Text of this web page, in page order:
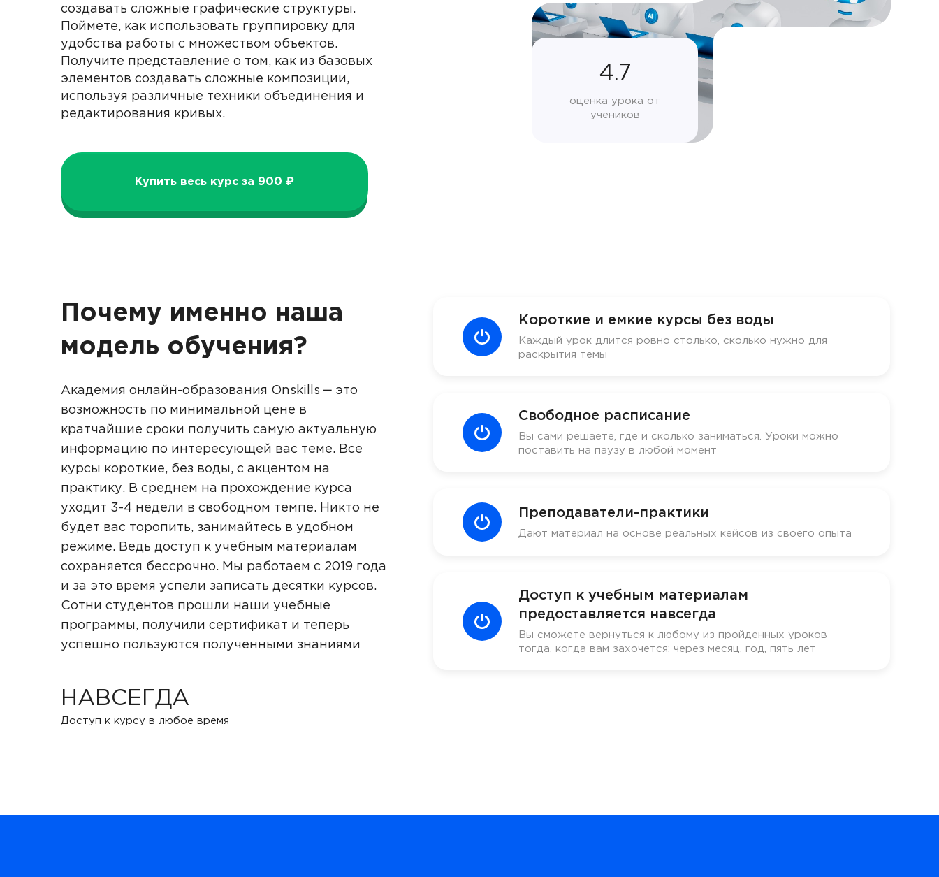
создавать сложные графические структуры.
Поймете, как использовать группировку для
удобства работы с множеством объектов.
Получите представление о том, как из базовых
элементов создавать сложные композиции,
используя различные техники объединения и
редактирования кривых.
Купить весь курс за 900 ₽
4.7
оценка урока от
учеников
Почему именно наша
модель обучения?
Академия онлайн-образования Onskills ‒ это
возможность по минимальной цене в
кратчайшие сроки получить самую актуальную
информацию по интересующей вас теме. Все
курсы короткие, без воды, с акцентом на
практику. В среднем на прохождение курса
уходит 3-4 недели в свободном темпе. Никто не
будет вас торопить, занимайтесь в удобном
режиме. Ведь доступ к учебным материалам
сохраняется бессрочно. Мы работаем с 2019 года
и за это время успели записать десятки курсов.
Сотни студентов прошли наши учебные
программы, получили сертификат и теперь
успешно пользуются полученными знаниями
НАВСЕГДА
Доступ к курсу в любое время
Короткие и емкие курсы без воды
Каждый урок длится ровно столько, сколько нужно для
раскрытия темы
Свободное расписание
Вы сами решаете, где и сколько заниматься. Уроки можно
поставить на паузу в любой момент
Преподаватели-практики
Дают материал на основе реальных кейсов из своего опыта
Доступ к учебным материалам
предоставляется навсегда
Вы сможете вернуться к любому из пройденных уроков
тогда, когда вам захочется: через месяц, год, пять лет